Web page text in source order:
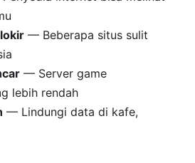
— Beberapa situs sulit
— Server game
lebih rendah
— Lindungi data di kafe,